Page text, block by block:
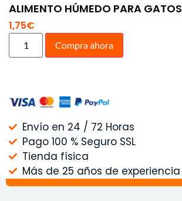
ALIMENTO HÚMEDO PARA GATOS
1,75€
Compra ahora
Envío en 24 / 72 Horas
Pago 100 % Seguro SSL
Tienda física
Más de 25 años de experiencia